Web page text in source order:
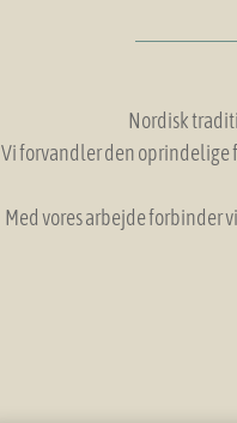
Nordisk
Vi forvandler den oprindelige
Med vores arbejde forbinder